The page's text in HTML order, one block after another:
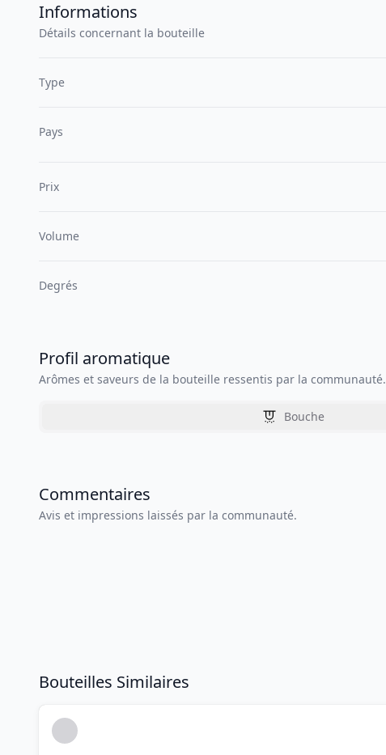
Informations
Détails concernant la bouteille
Type
Pays
Prix
Volume
Degrés
Profil aromatique
Arômes et saveurs de la bouteille ressentis par la communauté.
Bouche
Commentaires
Avis et impressions laissés par la communauté.
Bouteilles Similaires